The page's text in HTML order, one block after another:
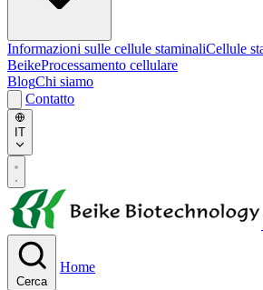
Informazioni sulle cellule staminaliCellule
BeikeProcessamento cellulare
BlogChi siamo
Contatto
IT
Cerca
Home